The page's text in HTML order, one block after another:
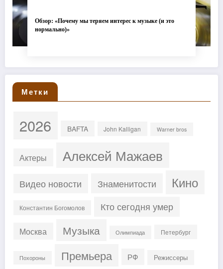
Обзор: «Почему мы теряем интерес к музыке (и это
нормально)»
Метки
2026 BAFTA John Kalligan Warner bros
Актеры Алексей Мажаев
Видео новости Знаменитости Кино
Константин Богомолов Кто сегодня умер
Москва Музыка Олимпиада Петербург
Похороны Премьера РФ Режиссеры